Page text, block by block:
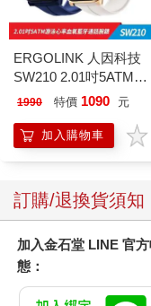
ERGOLINK 人因科技
SW210 2.01吋5ATM游
泳心率血氧藍牙通話腕
1990 特價 1090 元
加入購物車
訂購/退換貨須知
加入金石堂 LINE 官
態：